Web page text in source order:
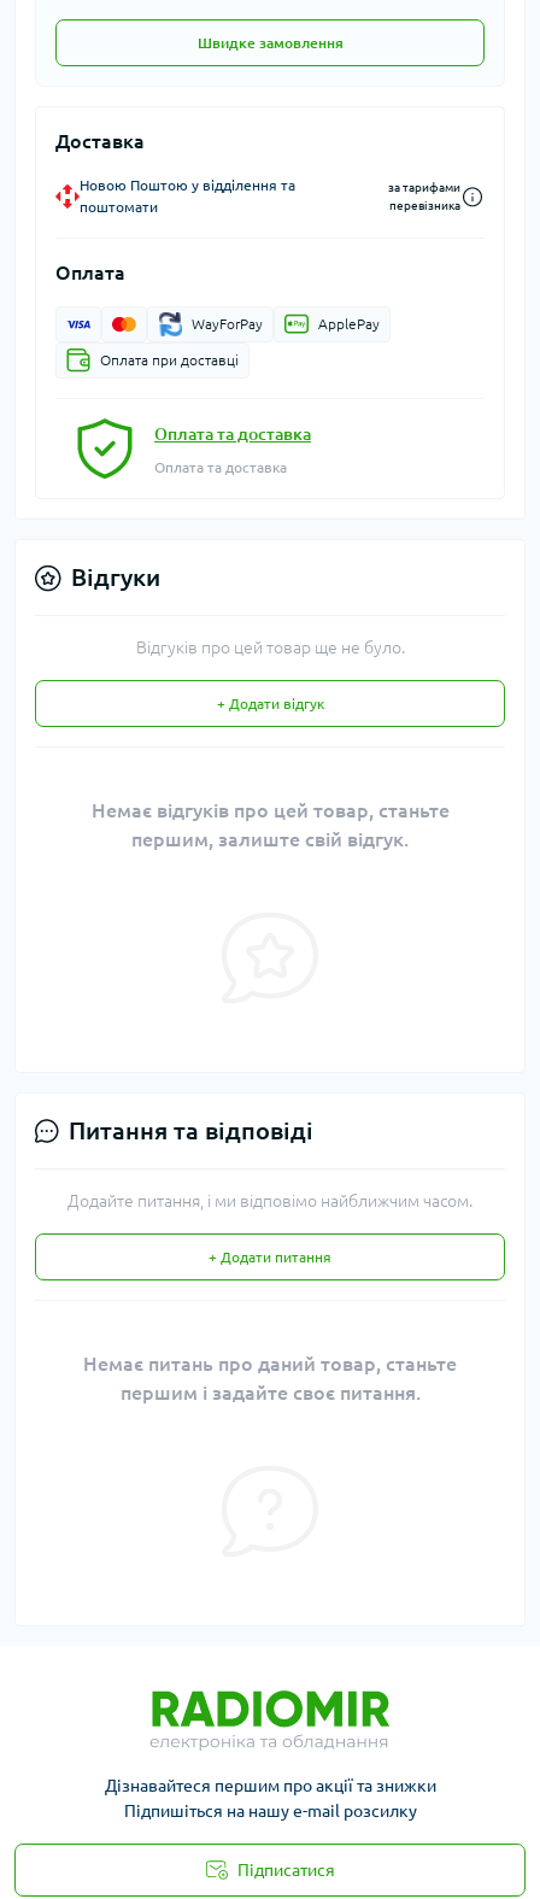
Швидке замовлення
Доставка
Новою Поштою у відділення та
поштомати
за тарифами
перевізника
Оплата
WayForPay ApplePay
Оплата при доставці
Оплата та доставка
Оплата та доставка
Відгуки
Відгуків про цей товар ще не було.
+ Додати відгук
Немає відгуків про цей товар, станьте
першим, залиште свій відгук.
Питання та відповіді
Додайте питання, і ми відповімо найближчим часом.
+ Додати питання
Немає питань про даний товар, станьте
першим і задайте своє питання.
Дізнавайтеся першим про акції та знижки
Підпишіться на нашу e-mail розсилку
Підписатися